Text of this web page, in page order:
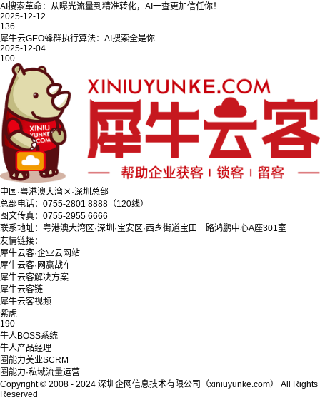
AI搜索革命：从曝光流量到精准转化，AI一查更加信任你！
2025-12-12
136
犀牛云GEO蜂群执行算法：AI搜索全是你
2025-12-04
100
中国·粤港澳大湾区·深圳总部
总部电话：0755-2801 8888（120线）
图文传真：0755-2955 6666
联系地址：粤港澳大湾区·深圳·宝安区·西乡街道宝田一路鸿鹏中心A座301室
友情链接：
犀牛云客·企业云网站
犀牛云客·网赢战车
犀牛云客解决方案
犀牛云客链
犀牛云客视频
紫虎
190
牛人BOSS系统
牛人产品经理
圈能力美业SCRM
圈能力·私域流量运营
Copyright © 2008 - 2024 深圳企网信息技术有限公司（xiniuyunke.com） All Rights
Reserved